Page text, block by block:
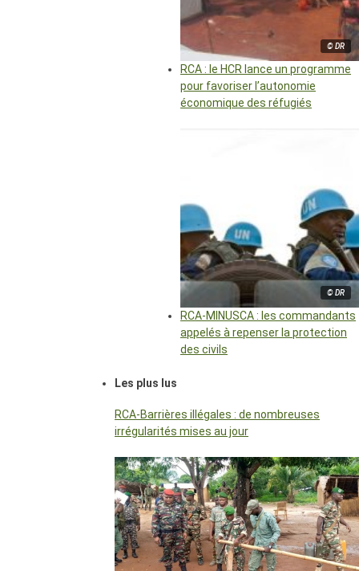
© DR
RCA : le HCR lance un programme
pour favoriser l’autonomie
économique des réfugiés
© DR
RCA-MINUSCA : les commandants
appelés à repenser la protection
des civils
Les plus lus
RCA-Barrières illégales : de nombreuses
irrégularités mises au jour